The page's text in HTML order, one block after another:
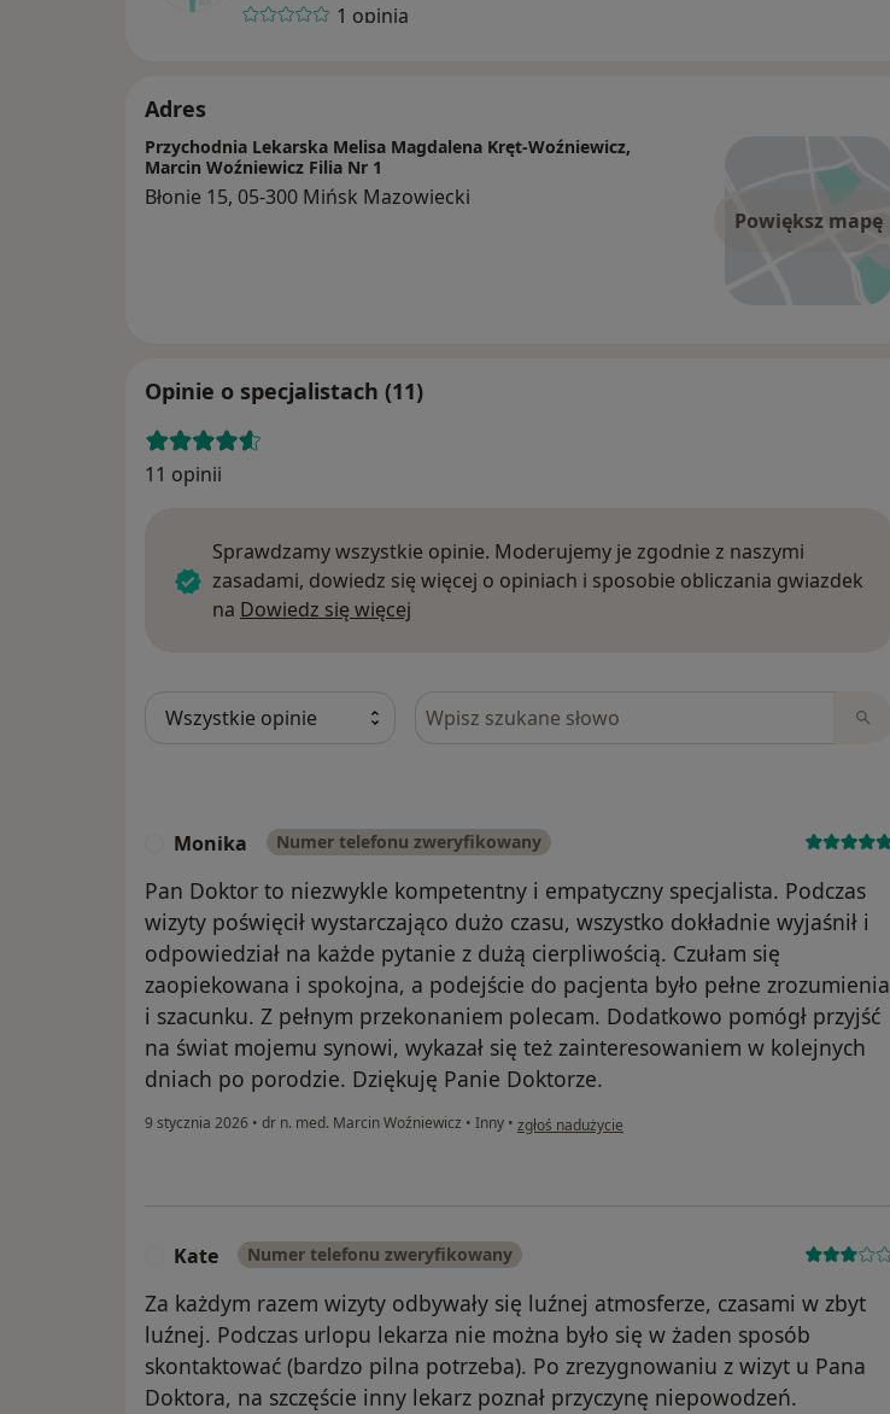
1 opinia
Adres
Powiększ mapę
Przychodnia Lekarska Melisa Magdalena Kręt-Woźniewicz,
Marcin Woźniewicz Filia Nr 1
Błonie 15, 05-300 Mińsk Mazowiecki
Opinie o specjalistach (11)
11 opinii
Sprawdzamy wszystkie opinie. Moderujemy je zgodnie z naszymi
zasadami, dowiedz się więcej o opiniach i sposobie obliczania gwiazdek
na Dowiedz się więcej
Szukaj w opiniach
Monika Numer telefonu zweryfikowany
Pan Doktor to niezwykle kompetentny i empatyczny specjalista. Podczas
wizyty poświęcił wystarczająco dużo czasu, wszystko dokładnie wyjaśnił i
odpowiedział na każde pytanie z dużą cierpliwością. Czułam się
zaopiekowana i spokojna, a podejście do pacjenta było pełne zrozumienia
i szacunku. Z pełnym przekonaniem polecam. Dodatkowo pomógł przyjść
na świat mojemu synowi, wykazał się też zainteresowaniem w kolejnych
dniach po porodzie. Dziękuję Panie Doktorze.
9 stycznia 2026 • dr n. med. Marcin Woźniewicz • Inny • w opinii użytkownika Monika
zgłoś nadużycie
Kate Numer telefonu zweryfikowany
Za każdym razem wizyty odbywały się luźnej atmosferze, czasami w zbyt
luźnej. Podczas urlopu lekarza nie można było się w żaden sposób
skontaktować (bardzo pilna potrzeba). Po zrezygnowaniu z wizyt u Pana
Doktora, na szczęście inny lekarz poznał przyczynę niepowodzeń.